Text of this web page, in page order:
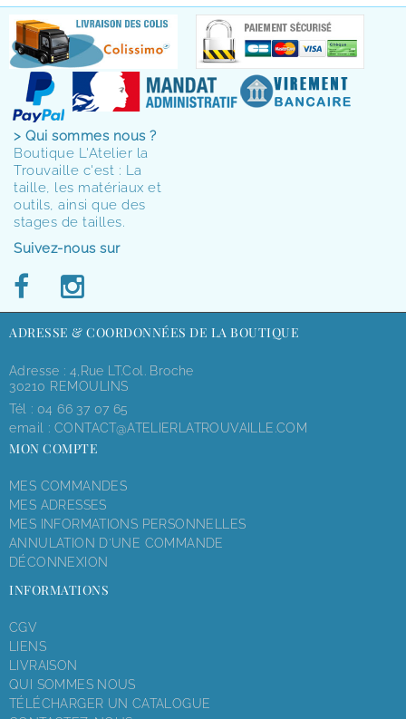
> Qui sommes nous ?
Boutique L'Atelier la
Trouvaille c'est : La
taille, les matériaux et
outils, ainsi que des
stages de tailles.
Suivez-nous sur
ADRESSE & COORDONNÉES DE LA BOUTIQUE
Adresse : 4,rue LT.Col. Broche
30210 REMOULINS
Tél : 04 66 37 07 65
email : CONTACT@ATELIERLATROUVAILLE.COM
MON COMPTE
MES COMMANDES
MES ADRESSES
MES INFORMATIONS PERSONNELLES
ANNULATION D'UNE COMMANDE
DÉCONNEXION
INFORMATIONS
CGV
LIENS
LIVRAISON
QUI SOMMES NOUS
TÉLÉCHARGER UN CATALOGUE